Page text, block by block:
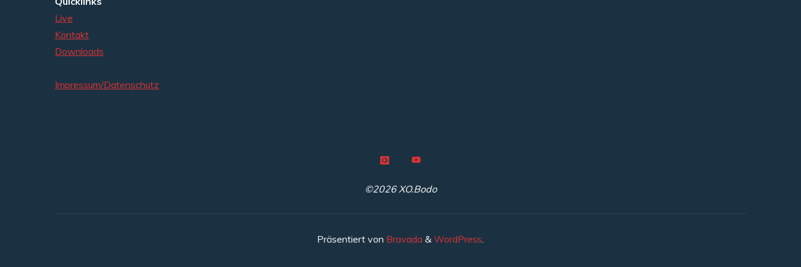
Live
Kontakt
Downloads
Impressum/Datenschutz
©2026 XO.Bodo
Präsentiert von Bravada & WordPress